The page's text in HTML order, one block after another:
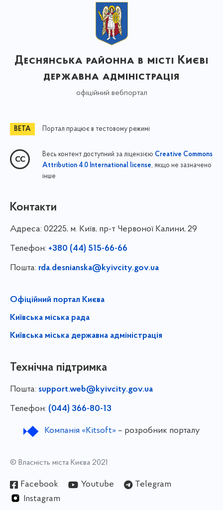
Деснянська районна в місті Києві
державна адміністрація
офіційний вебпортал
Портал працює в тестовому режимі
Весь контент доступний за ліцензією Creative Commons
Attribution 4.0 International license, якщо не зазначено
інше
Контакти
Адреса: 02225, м. Київ, пр-т Червоної Калини, 29
Телефон: +380 (44) 515-66-66
Пошта: rda.desnianska@kyivcity.gov.ua
Офіційний портал Києва
Київська міська рада
Київська міська державна адміністрація
Технічна підтримка
Пошта: support.web@kyivcity.gov.ua
Телефон: (044) 366-80-13
Компанія «Kitsoft»– розробник порталу
© Власність міста Києва 2021
Facebook Youtube
Telegram
Instagram